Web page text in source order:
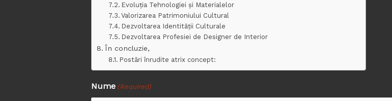
Evoluția Tehnologiei și Materialelor
Valorizarea Patrimoniului Cultural
Dezvoltarea Identității Culturale
Dezvoltarea Profesiei de Designer de Interior
În concluzie,
Postări înrudite atrix concept:
Nume (Required)
First